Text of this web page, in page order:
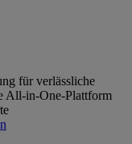
für verlässliche
All-in-One-Plattform